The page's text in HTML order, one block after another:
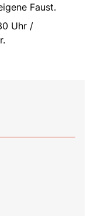
Faust.
Uhr /